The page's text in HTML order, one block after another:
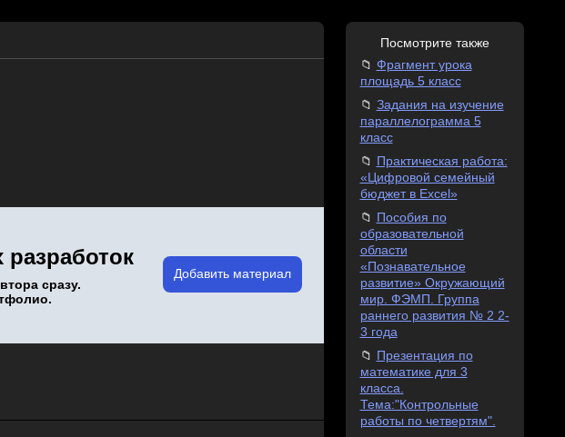
разработок
сразу.
Добавить материал
Посмотрите также
Фрагмент урока
площадь 5 класс
Задания на изучение
параллелограмма 5
класс
Практическая работа:
«Цифровой семейный
бюджет в Excel»
Пособия по
образовательной
области
«Познавательное
развитие» Окружающий
мир. ФЭМП. Группа
раннего развития № 2 2-
3 года
Презентация по
математике для 3
класса.
Тема:"Контрольные
работы по четвертям".